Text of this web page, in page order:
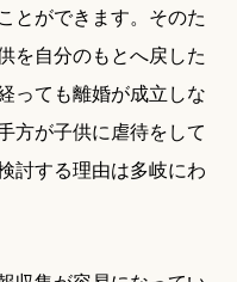
とができます。そのた
を自分のもとへ戻した
っても離婚が成立しな
方が子供に虐待をして
討する理由は多岐にわ